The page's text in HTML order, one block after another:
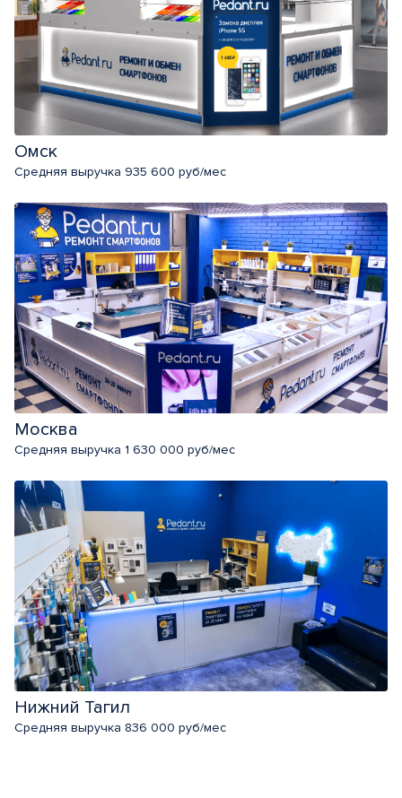
Омск
Средняя выручка 935 600 руб/мес
Москва
Средняя выручка 1 630 000 руб/мес
Нижний Тагил
Средняя выручка 836 000 руб/мес